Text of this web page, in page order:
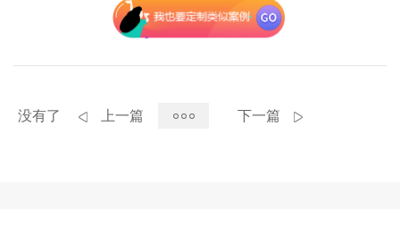
没有了 上一篇 下一篇